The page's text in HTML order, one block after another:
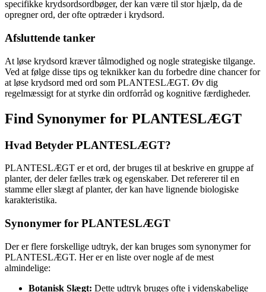
specifikke krydsordsordbøger, der kan være til stor hjælp, da de
opregner ord, der ofte optræder i krydsord.
Afsluttende tanker
At løse krydsord kræver tålmodighed og nogle strategiske tilgange.
Ved at følge disse tips og teknikker kan du forbedre dine chancer for
at løse krydsord med ord som PLANTESLÆGT. Øv dig
regelmæssigt for at styrke din ordforråd og kognitive færdigheder.
Find Synonymer for PLANTESLÆGT
Hvad Betyder PLANTESLÆGT?
PLANTESLÆGT er et ord, der bruges til at beskrive en gruppe af
planter, der deler fælles træk og egenskaber. Det refererer til en
stamme eller slægt af planter, der kan have lignende biologiske
karakteristika.
Synonymer for PLANTESLÆGT
Der er flere forskellige udtryk, der kan bruges som synonymer for
PLANTESLÆGT. Her er en liste over nogle af de mest
almindelige:
Botanisk Slægt: Dette udtryk bruges ofte i videnskabelige